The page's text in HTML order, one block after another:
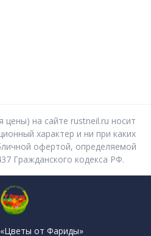
на сайте rustneil.ru носит
характер и ни при каких
офертой, определяемой
Гражданского кодекса РФ.
от Фариды»